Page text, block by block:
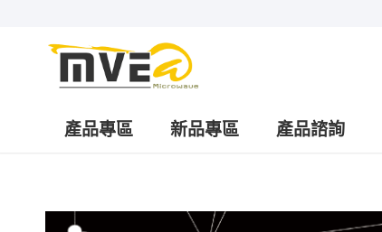
產品專區 新品專區 產品諮詢